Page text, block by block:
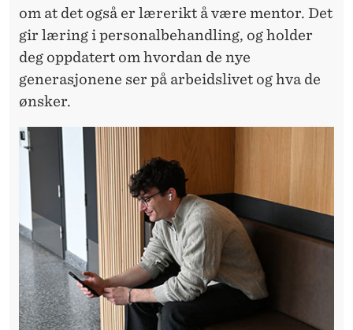
om at det også er lærerikt å være mentor. Det
gir læring i personalbehandling, og holder
deg oppdatert om hvordan de nye
generasjonene ser på arbeidslivet og hva de
ønsker.